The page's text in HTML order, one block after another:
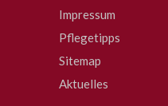
Impressum
Pflegetipps
Sitemap
Aktuelles